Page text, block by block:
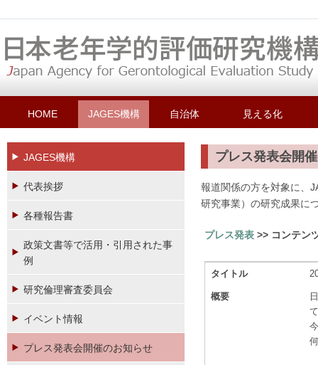
HOME JAGES機構 自治体 見える化
JAGES機構
代表挨拶
各種報告書
政策文書等で活用・引用された事
例
研究倫理審査委員会
イベント情報
プレス発表会開催のお知らせ
プレス発表会開
報道関係の方を対象に、
研究事業）の研究成果に
プレス発表 >> コンテン
タイトル
概要